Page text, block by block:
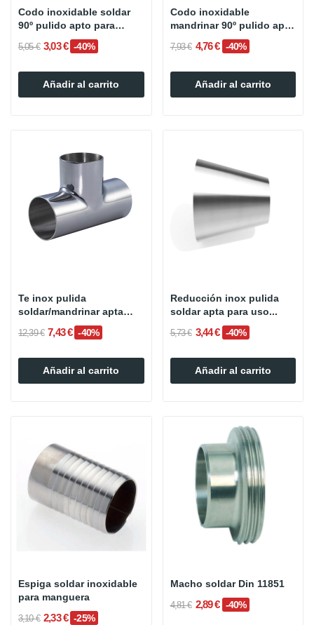
Codo inoxidable soldar
90º pulido apto para
5,05 € 3,03 € -40%
Añadir al carrito
Codo inoxidable
mandrinar 90º pulido apto
7,93 € 4,76 € -40%
Añadir al carrito
Te inox pulida
soldar/mandrinar apta
12,39 € 7,43 € -40%
Añadir al carrito
Reducción inox pulida
soldar apta para uso...
5,73 € 3,44 € -40%
Añadir al carrito
Espiga soldar inoxidable
para manguera
3,10 € 2,33 € -25%
Macho soldar Din 11851
4,81 € 2,89 € -40%